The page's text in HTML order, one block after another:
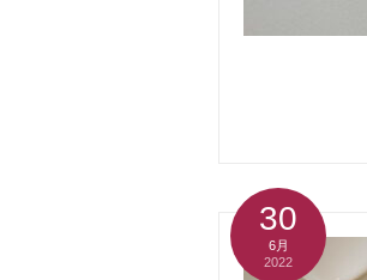
30
6月
2022